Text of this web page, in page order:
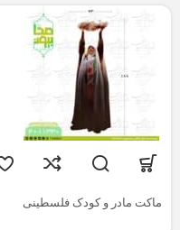
ماکت مادر و کودک فلسطینی